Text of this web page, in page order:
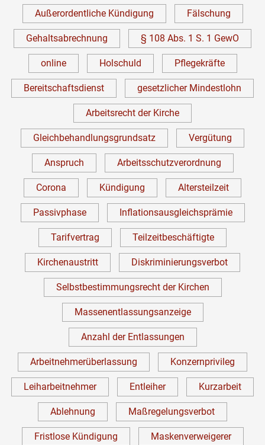
Außerordentliche Kündigung Fälschung
Gehaltsabrechnung § 108 Abs. 1 S. 1 GewO
online Holschuld Pflegekräfte
Bereitschaftsdienst gesetzlicher Mindestlohn
Arbeitsrecht der Kirche
Gleichbehandlungsgrundsatz Vergütung
Anspruch Arbeitsschutzverordnung
Corona Kündigung Altersteilzeit
Passivphase Inflationsausgleichsprämie
Tarifvertrag Teilzeitbeschäftigte
Kirchenaustritt Diskriminierungsverbot
Selbstbestimmungsrecht der Kirchen
Massenentlassungsanzeige
Anzahl der Entlassungen
Arbeitnehmerüberlassung Konzernprivileg
Leiharbeitnehmer Entleiher Kurzarbeit
Ablehnung Maßregelungsverbot
Fristlose Kündigung Maskenverweigerer